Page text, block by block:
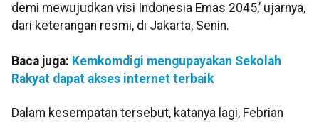
demi mewujudkan visi Indonesia Emas 2045,’ ujarnya,
dari keterangan resmi, di Jakarta, Senin.
Baca juga: Kemkomdigi mengupayakan Sekolah
Rakyat dapat akses internet terbaik
Dalam kesempatan tersebut, katanya lagi, Febrian